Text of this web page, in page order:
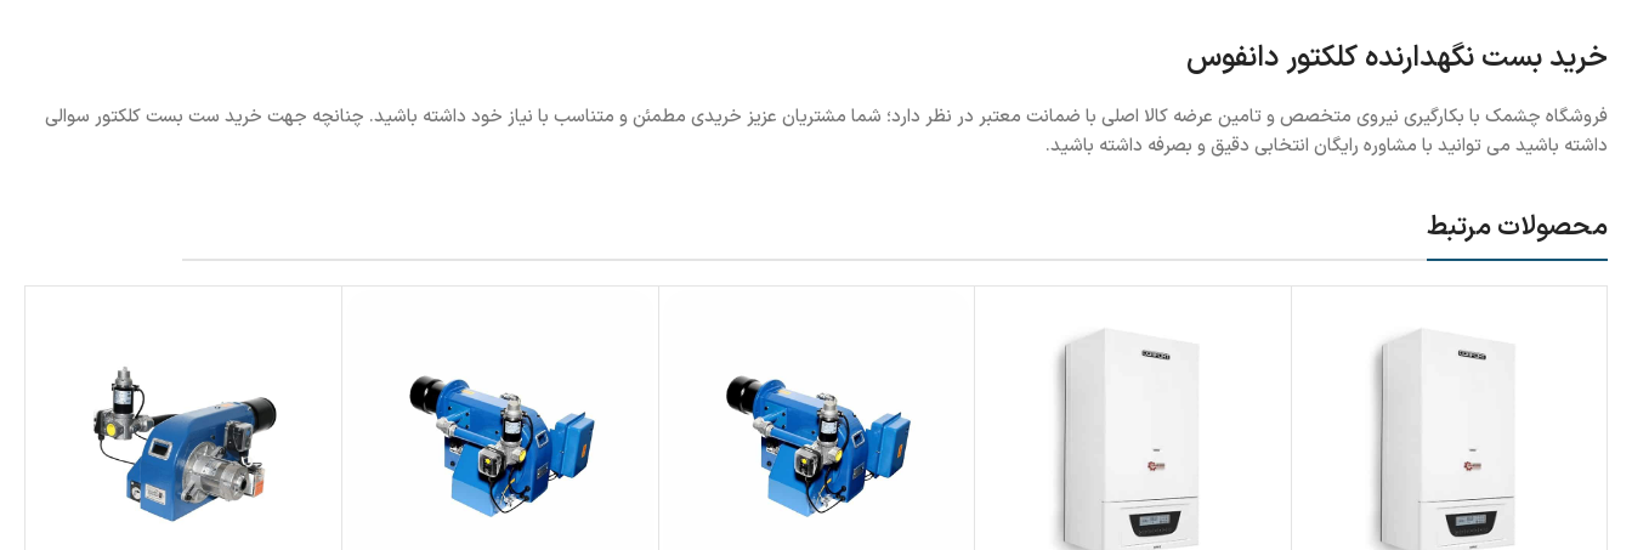
خرید بست نگهدارنده کلکتور دانفوس
فروشگاه چشمک با بکارگیری نیروی متخصص و تامین عرضه کالا اصلی با ضمانت معتبر در نظر دارد؛ شما مشتریان عزیز خریدی مطمئن و متناسب با نیاز خود داشته باشید. چنانچه جهت خرید ست بست کلکتور سوالی
داشته باشید می توانید با مشاوره رایگان انتخابی دقیق و بصرفه داشته باشید.
محصولات مرتبط